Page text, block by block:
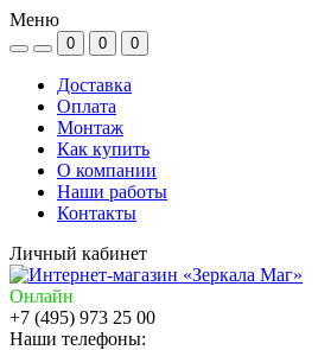
Меню
0 0 0
Доставка
Оплата
Монтаж
Как купить
О компании
Наши работы
Контакты
Личный кабинет
Онлайн
+7 (495) 973 25 00
Наши телефоны: